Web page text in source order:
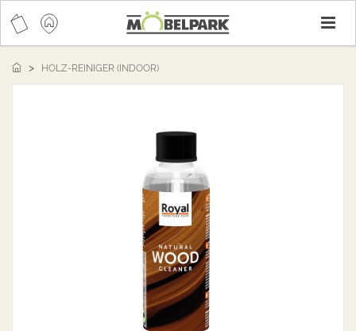
HOLZ-REINIGER (INDOOR)